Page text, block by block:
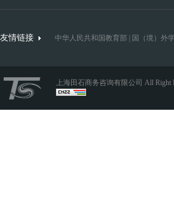
友情链接 中华人民共和国教育部 国（境）外
上海田石商务咨询有限公司 All Right